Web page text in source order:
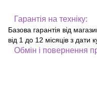
Гарантія на техніку:
Базова гарантія від
від 1 до 12 місяців з дати
Обмін і повернення